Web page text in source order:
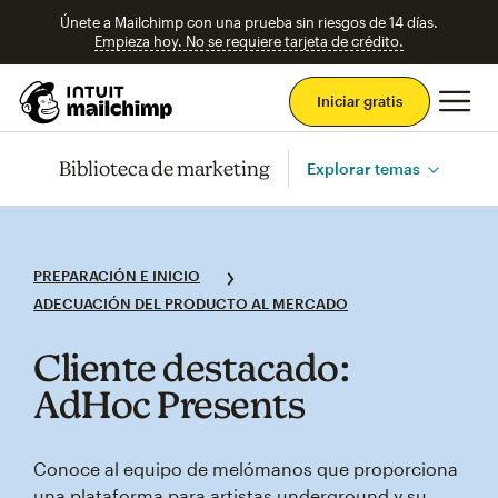
Únete a Mailchimp con una prueba sin riesgos de 14 días.
Empieza hoy. No se requiere tarjeta de crédito.
Iniciar gratis
Biblioteca de marketing Explorar temas
PREPARACIÓN E INICIO
ADECUACIÓN DEL PRODUCTO AL MERCADO
Cliente destacado:
AdHoc Presents
Conoce al equipo de melómanos que proporciona